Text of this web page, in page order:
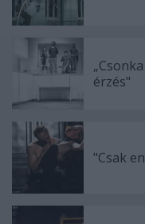
érzés"
"Csak